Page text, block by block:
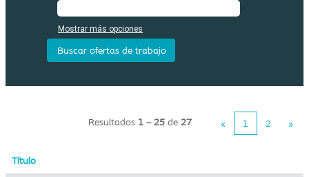
Mostrar más opciones
Resultados 1 – 25 de 27 « 1 2 »
Título